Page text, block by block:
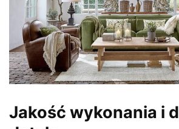
Jakość wykonania i